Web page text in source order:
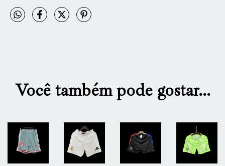
Você também pode gostar...